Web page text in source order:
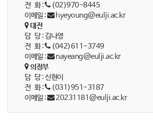
전 화 :
(02)970-8445
이메일 :
hyeyoung@eulji.ac.kr
대전
담 당 : 김나영
전 화 :
(042)611-3749
이메일 :
nayeang@eulji.ac.kr
의정부
담 당 : 신현이
전 화 :
(031)951-3187
이메일 :
20231181@eulji.ac.kr